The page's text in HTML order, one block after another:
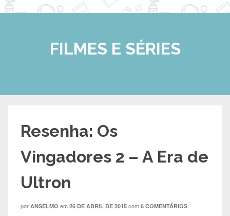
FILMES E SÉRIES
Resenha: Os
Vingadores 2 – A Era de
Ultron
por ANSELMO em 26 DE ABRIL DE 2015 com 6 COMENTÁRIOS